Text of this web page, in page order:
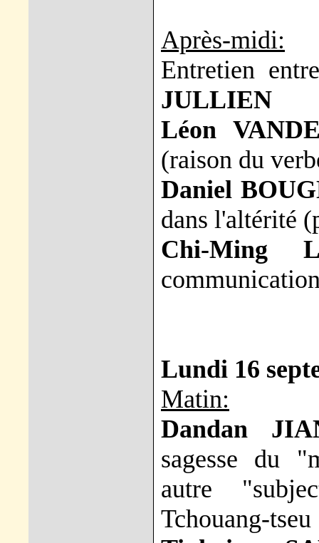
Après-midi:
Entretien
JULLIEN
Léon
(raison du
Daniel
dans l'altérité
Chi-Ming
Lundi 16
Matin:
Dandan
sagesse du
autre
Tchouang-tseu